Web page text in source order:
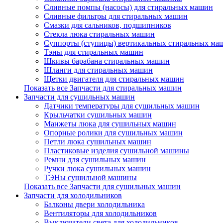
Сливные помпы (насосы) для стиральных машин
Сливные фильтры для стиральных машин
Смазки для сальников, подшипников
Стекла люка стиральных машин
Суппорты (ступицы) вертикальных стиральных
Тэны для стиральных машин
Шкивы барабана стиральных машин
Шланги для стиральных машин
Щетки двигателя для стиральных машин
Показать все Запчасти для стиральных машин
Запчасти для сушильных машин
Датчики температуры для сушильных машин
Крыльчатки сушильных машин
Манжеты люка для сушильных машин
Опорные ролики для сушильных машин
Петли люка сушильных машин
Пластиковые изделия сушильной машины
Ремни для сушильных машин
Ручки люка сушильных машин
ТЭНы сушильной машины
Показать все Запчасти для сушильных машин
Запчасти для холодильников
Балконы двери холодильника
Вентиляторы для холодильников